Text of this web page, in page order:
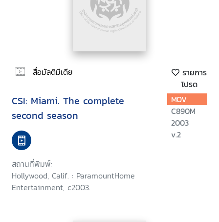
สื่อมัลติมีเดีย
รายการ
โปรด
CSI: Miami. The complete
second season
สถานที่พิมพ์:
Hollywood, Calif. : ParamountHome
Entertainment, c2003.
MOV
C890M
2003
v.2